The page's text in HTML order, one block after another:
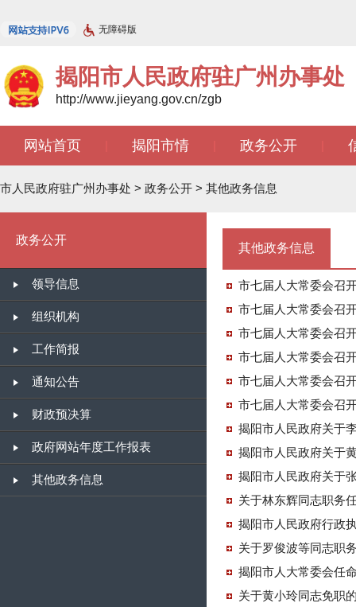
无障碍版
揭阳市人民政府驻广州办事处
http://www.jieyang.gov.cn/zgb
网站首页 揭阳市情 政务公开
文苑天地 |
市人民政府驻广州办事处 > 政务公开 > 其他政务信息
政务公开
领导信息
组织机构
工作简报
通知公告
财政预决算
政府网站年度工作报表
其他政务信息
其他政务信息
市七届人大常委会召
市七届人大常委会召
市七届人大常委会召
市七届人大常委会召
市七届人大常委会召
市七届人大常委会召
揭阳市人民政府关于
揭阳市人民政府关于
揭阳市人民政府关于
关于林东辉同志职务
揭阳市人民政府行政
关于罗俊波等同志职
揭阳市人大常委会任
关于黄小玲同志免职